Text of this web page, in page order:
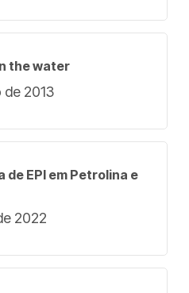
the water
de 2013
de EPI em Petrolina e
2022